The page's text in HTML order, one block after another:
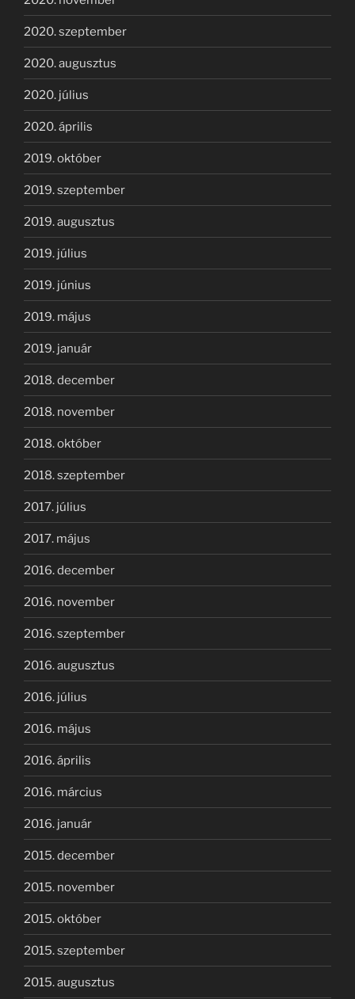
2020. szeptember
2020. augusztus
2020. július
2020. április
2019. október
2019. szeptember
2019. augusztus
2019. július
2019. június
2019. május
2019. január
2018. december
2018. november
2018. október
2018. szeptember
2017. július
2017. május
2016. december
2016. november
2016. szeptember
2016. augusztus
2016. július
2016. május
2016. április
2016. március
2016. január
2015. december
2015. november
2015. október
2015. szeptember
2015. augusztus